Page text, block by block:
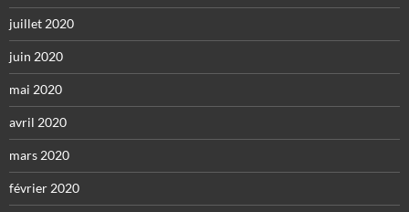
juillet 2020
juin 2020
mai 2020
avril 2020
mars 2020
février 2020